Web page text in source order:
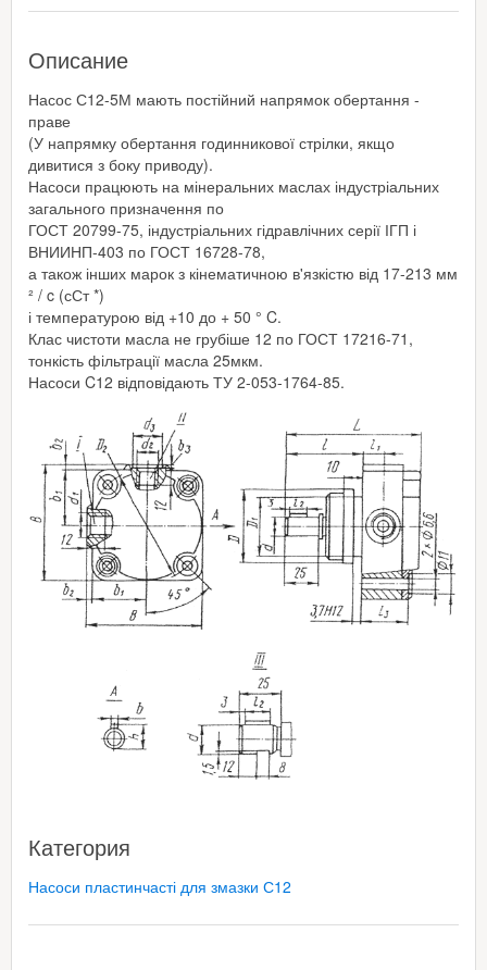
Описание
Насос С12-5М мають постійний напрямок обертання -
праве
(У напрямку обертання годинникової стрілки, якщо
дивитися з боку приводу).
Насоси працюють на мінеральних маслах індустріальних
загального призначення по
ГОСТ 20799-75, індустріальних гідравлічних серії ІГП і
ВНИИНП-403 по ГОСТ 16728-78,
а також інших марок з кінематичною в'язкістю від 17-213 мм
² / c (сСт *)
і температурою від +10 до + 50 ° C.
Клас чистоти масла не грубіше 12 по ГОСТ 17216-71,
тонкість фільтрації масла 25мкм.
Насоси C12 відповідають ТУ 2-053-1764-85.
Категория
Насоси пластинчасті для змазки С12